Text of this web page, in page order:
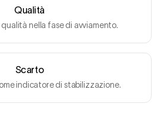
Qualità
nella fase di avviamento.
Scarto
indicatore di stabilizzazione.